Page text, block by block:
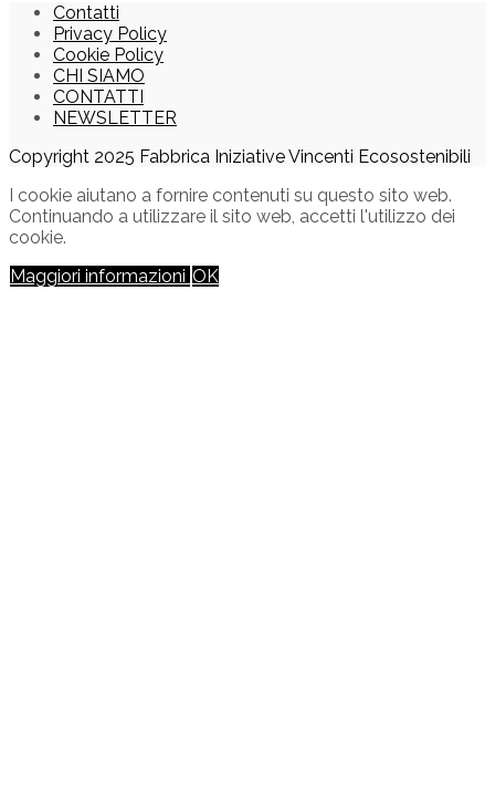
Contatti
Privacy Policy
Cookie Policy
CHI SIAMO
CONTATTI
NEWSLETTER
Copyright 2025 Fabbrica Iniziative Vincenti Ecosostenibili
I cookie aiutano a fornire contenuti su questo sito web.
Continuando a utilizzare il sito web, accetti l'utilizzo dei
cookie.
Maggiori informazioni OK